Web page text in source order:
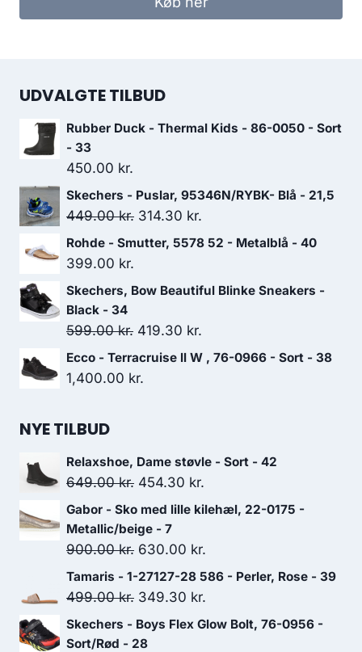
UDVALGTE TILBUD
Rubber Duck - Thermal Kids - 86-0050 - Sort
- 33
450.00 kr.
Skechers - Puslar, 95346N/RYBK- Blå - 21,5
449.00kr. Den
oprindelige
314.30 kr.
aktuelle
Rohde - Smutter, 5578 52 - Metalblå - 40
399.00 kr.
Skechers, Bow Beautiful Blinke Sneakers -
Black - 34
599.00kr. Den
oprindelige
pris
419.30 kr.
aktuelle
Ecco - Terracruise ll W , 76-0966 - Sort - 38
1,400.00 kr.
NYE TILBUD
Relaxshoe, Dame støvle - Sort - 42
649.00kr. Den
oprindelige
pris
var:
649.00 kr..
454.30 kr.
aktuelle
454.30 kr..
Gabor - Sko med lille kilehæl, 22-0175 -
Metallic/beige - 7
900.00kr. Den
oprindelige
pris
900.00 kr..
630.00 kr.
aktuelle
630.00 kr..
Tamaris - 1-27127-28 586 - Perler, Rose - 39
499.00kr. Den
oprindelige
pris
349.30 kr.
aktuelle
Skechers - Boys Flex Glow Bolt, 76-0956 -
Sort/Rød - 28